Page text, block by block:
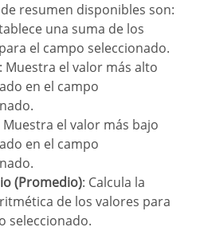
de resumen disponibles son:
una suma de los
el campo seleccionado.
: Muestra el valor más alto
en el campo
Muestra el valor más bajo
en el campo
(Promedio): Calcula la
de los valores para
seleccionado.